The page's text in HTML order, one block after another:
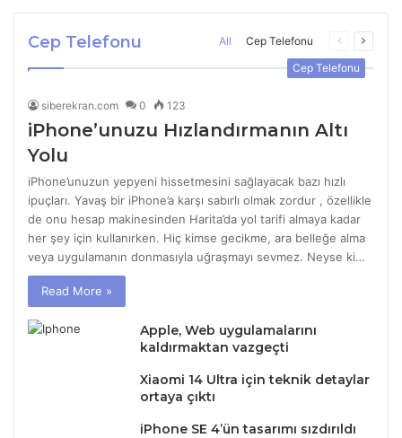
Cep Telefonu All Cep Telefonu
Previous
page
Cep Telefonu
siberekran.com 0 123
iPhone’unuzu Hızlandırmanın Altı
Yolu
iPhone’unuzun yepyeni hissetmesini sağlayacak bazı hızlı
ipuçları. Yavaş bir iPhone’a karşı sabırlı olmak zordur , özellikle
de onu hesap makinesinden Harita’da yol tarifi almaya kadar
her şey için kullanırken. Hiç kimse gecikme, ara belleğe alma
veya uygulamanın donmasıyla uğraşmayı sevmez. Neyse ki…
Read More »
Apple, Web uygulamalarını
kaldırmaktan vazgeçti
Xiaomi 14 Ultra için teknik detaylar
ortaya çıktı
iPhone SE 4’ün tasarımı sızdırıldı